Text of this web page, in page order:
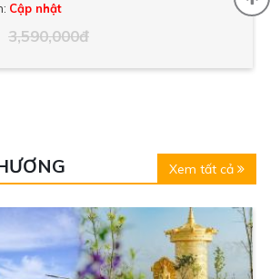
Cập nhật
3,590,000đ
Xem tất cả